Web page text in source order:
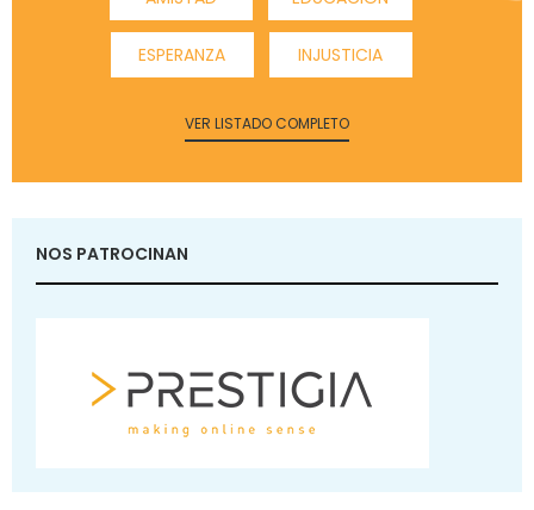
ESPERANZA INJUSTICIA
VER LISTADO COMPLETO
NOS PATROCINAN